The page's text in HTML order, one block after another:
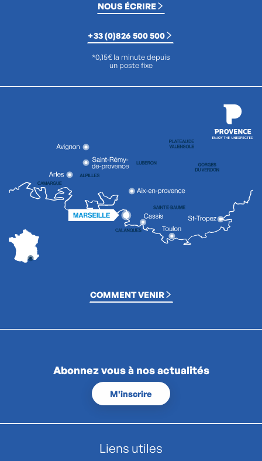
NOUS ÉCRIRE
+33 (0)826 500 500
*0,15€ la minute depuis
un poste fixe
COMMENT VENIR
Abonnez vous à nos actualités
M'inscrire
Liens utiles